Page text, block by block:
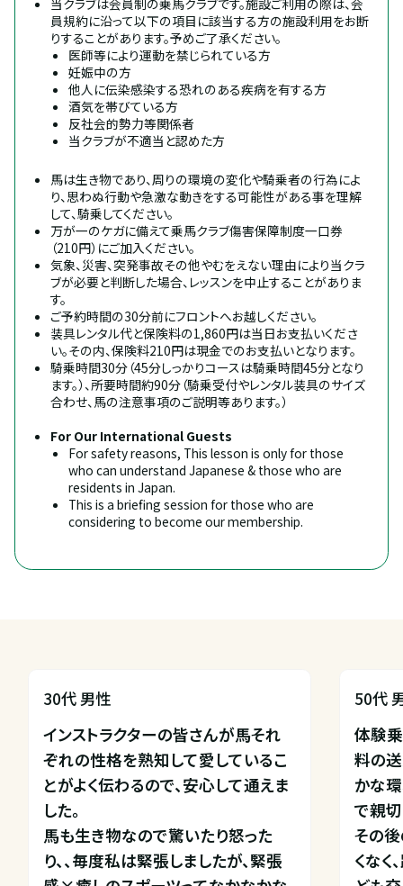
当クラブは会員制の乗馬クラブです。施設ご利用の際は、会
員規約に沿って以下の項目に該当する方の施設利用をお断
りすることがあります。予めご了承ください。
医師等により運動を禁じられている方
妊娠中の方
他人に伝染感染する恐れのある疾病を有する方
酒気を帯びている方
反社会的勢力等関係者
当クラブが不適当と認めた方
馬は生き物であり、周りの環境の変化や騎乗者の行為によ
り、思わぬ行動や急激な動きをする可能性がある事を理解
して、騎乗してください。
万が一のケガに備えて乗馬クラブ傷害保障制度一口券
（210円）にご加入ください。
気象、災害、突発事故その他やむをえない理由により当クラ
ブが必要と判断した場合、レッスンを中止することがありま
す。
ご予約時間の30分前にフロントへお越しください。
装具レンタル代と保険料の1,860円は当日お支払いくださ
い。その内、保険料210円は現金でのお支払いとなります。
騎乗時間30分（45分しっかりコースは騎乗時間45分となり
ます。）、所要時間約90分（騎乗受付やレンタル装具のサイズ
合わせ、馬の注意事項のご説明等あります。）
For Our International Guests
For safety reasons, This lesson is only for those
who can understand Japanese & those who are
residents in Japan.
This is a briefing session for those who are
considering to become our membership.
30代 男性
インストラクターの皆さんが馬それ
ぞれの性格を熟知して愛しているこ
とがよく伝わるので、安心して通えま
した。
馬も生き物なので驚いたり怒った
り、、毎度私は緊張しましたが、緊張
50代
体験
料の
かな
で親
その
くな